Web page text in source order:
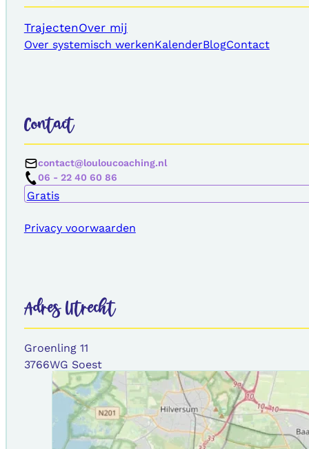
Adres Utrecht
Groenling 11
3766WG Soest
TrajectenOver mij
Over systemisch werkenKalenderBlogContact
Contact
contact@louloucoaching.nl
06 - 22 40 60 86
Gratis
Privacy voorwaarden